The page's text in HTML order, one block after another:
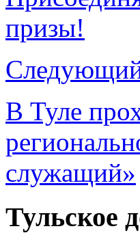
призы!
В Туле
служащий»
Тульское